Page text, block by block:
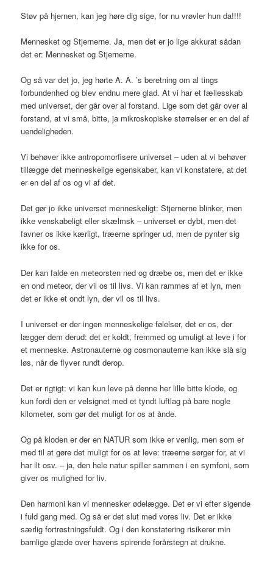
Støv på hjernen, kan jeg høre dig sige, for nu vrøvler hun da!!!!
Mennesket og Stjernerne. Ja, men det er jo lige akkurat sådan
det er: Mennesket og Stjernerne.
Og så var det jo, jeg hørte A. A. ’s beretning om al tings
forbundenhed og blev endnu mere glad. At vi har et fællesskab
med universet, der går over al forstand. Lige som det går over al
forstand, at vi små, bitte, ja mikroskopiske størrelser er en del af
uendeligheden.
Vi behøver ikke antropomorfisere universet – uden at vi behøver
tillægge det menneskelige egenskaber, kan vi konstatere, at det
er en del af os og vi af det.
Det gør jo ikke universet menneskeligt: Stjernerne blinker, men
ikke venskabeligt eller skælmsk – universet er dybt, men det
favner os ikke kærligt, træerne springer ud, men de pynter sig
ikke for os.
Der kan falde en meteorsten ned og dræbe os, men det er ikke
en ond meteor, der vil os til livs. Vi kan rammes af et lyn, men
det er ikke et ondt lyn, der vil os til livs.
I universet er der ingen menneskelige følelser, det er os, der
lægger dem derud: det er koldt, fremmed og umuligt at leve i for
et menneske. Astronauterne og cosmonauterne kan ikke slå sig
løs, når de flyver rundt derop.
Det er rigtigt: vi kan kun leve på denne her lille bitte klode, og
kun fordi den er velsignet med et tyndt luftlag på bare nogle
kilometer, som gør det muligt for os at ånde.
Og på kloden er der en NATUR som ikke er venlig, men som er
med til at gøre det muligt for os at leve: træerne sørger for, at vi
har ilt osv. – ja, den hele natur spiller sammen i en symfoni, som
giver os mulighed for liv.
Den harmoni kan vi mennesker ødelægge. Det er vi efter sigende
i fuld gang med. Og så er det slut med vores liv. Det er ikke
særlig fortrøstningsfuldt. Og i den konstatering risikerer min
barnlige glæde over havens spirende forårstegn at drukne.